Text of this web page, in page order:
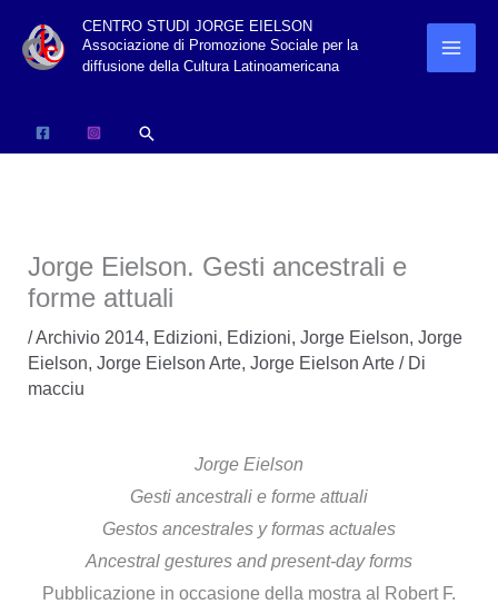
CENTRO STUDI JORGE EIELSON
Associazione di Promozione Sociale per la
diffusione della Cultura Latinoamericana
Cerca
Jorge Eielson. Gesti ancestrali e
forme attuali
/Archivio 2014, Edizioni, Edizioni, Jorge Eielson, Jorge
Eielson, Jorge Eielson Arte, Jorge Eielson Arte/ Di
macciu
Jorge Eielson
Gesti ancestrali e forme attuali
Gestos ancestrales y formas actuales
Ancestral gestures and present-day forms
Pubblicazione in occasione della mostra al Robert F.